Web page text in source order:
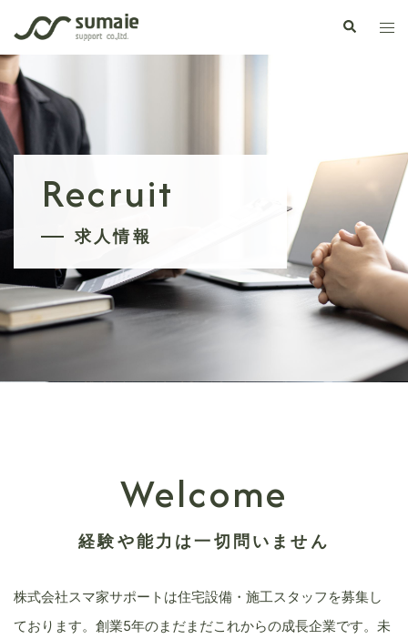
テ
ン
ツ
へ
キ
ッ
検
索
ト
Recruit
求人情報
Welcome
経験や能力は一切問いません
株式会社スマ家サポートは住宅設備・施工スタッフを募集し
ております。創業5年のまだまだこれからの成長企業です。未